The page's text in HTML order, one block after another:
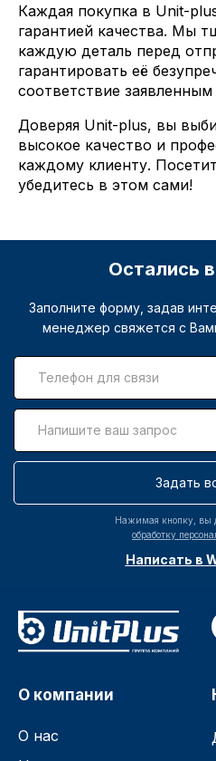
Каждая покупка в Unit-
гарантией качества. Мы
каждую деталь перед
гарантировать её
соответствие
Доверяя Unit-plus, вы
высокое качество и
каждому клиенту.
убедитесь в этом сами!
Остались
Заполните форму, задав
менеджер свяжется с
Задать
Нажимая кнопку, вы
обработку
Написать в
О компании
О нас